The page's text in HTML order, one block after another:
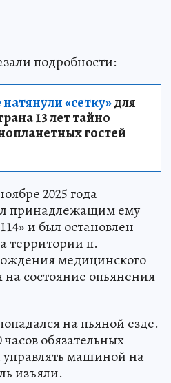
подробности:
«сетку»для
13 лет тайно
гостей
2025 года
принадлежащим ему
и был остановлен
территории п.
медицинского
на состояние опьянения
на пьяной езде.
обязательных
машиной на
изъяли.